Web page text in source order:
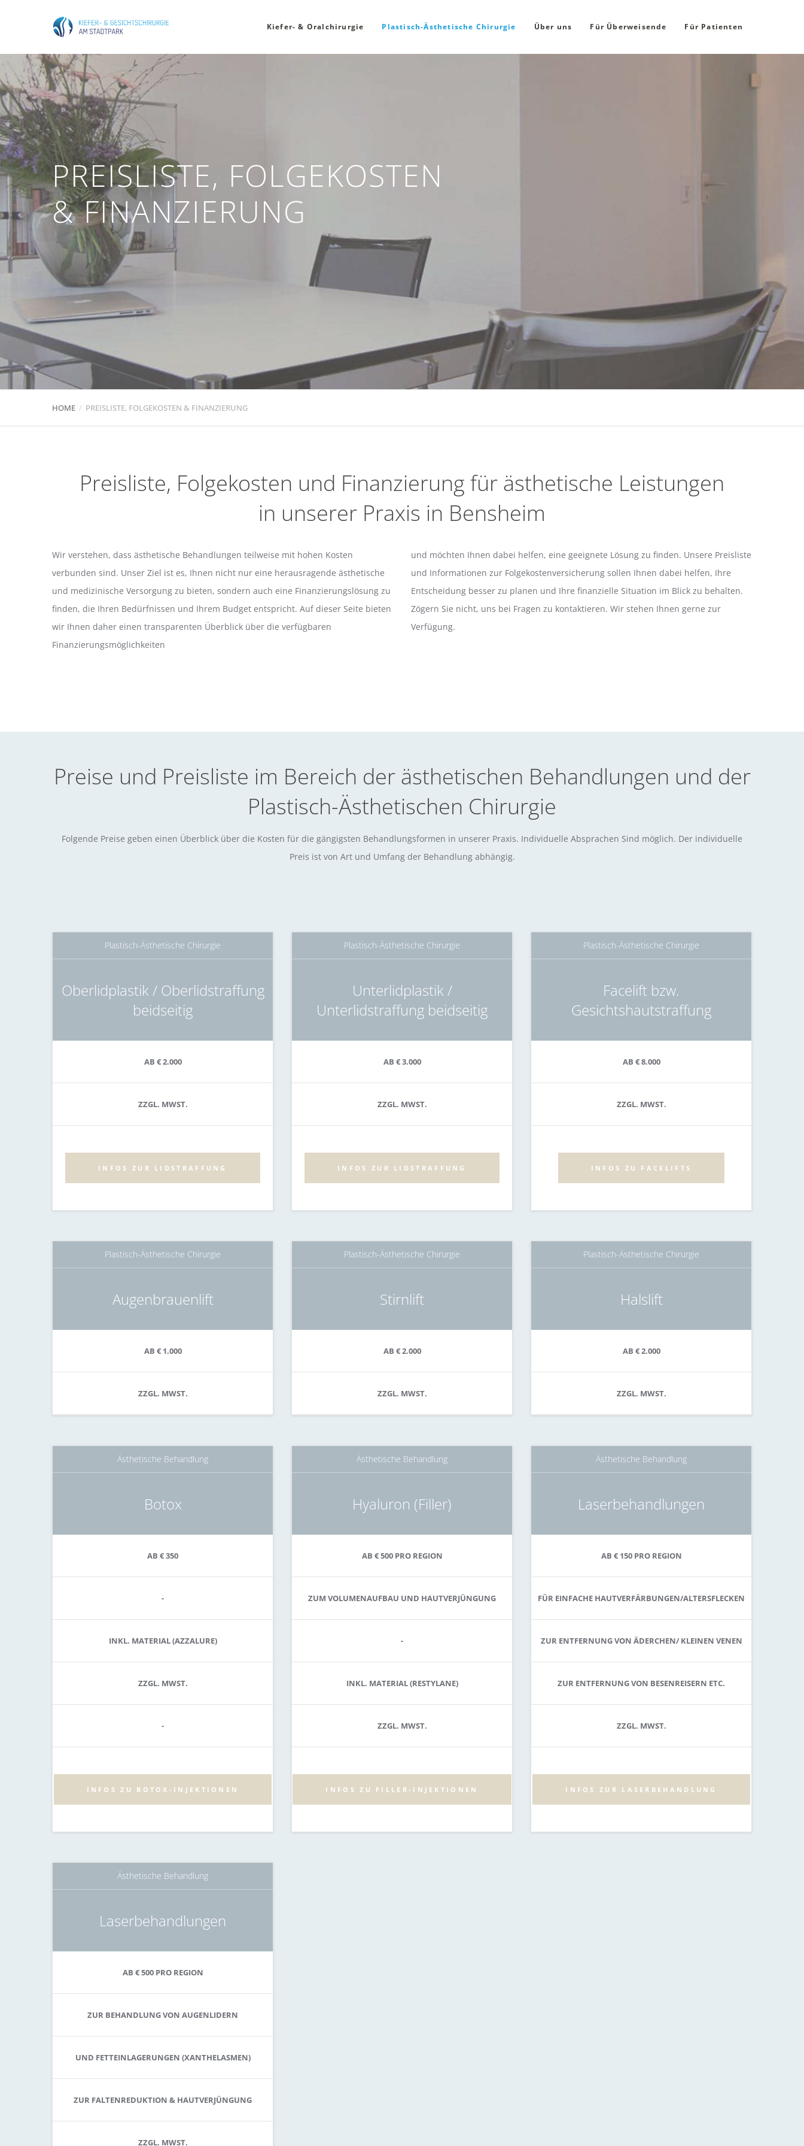
Kiefer- & Oralchirurgie Plastisch-Ästhetische Chirurgie Über uns Für Überweisende Für Patienten
PREISLISTE, FOLGEKOSTEN
& FINANZIERUNG
HOME PREISLISTE, FOLGEKOSTEN & FINANZIERUNG
Preisliste, Folgekosten und Finanzierung für ästhetische Leistungen
in unserer Praxis in Bensheim
Wir verstehen, dass ästhetische Behandlungen teilweise mit hohen Kosten
verbunden sind. Unser Ziel ist es, Ihnen nicht nur eine herausragende ästhetische
und medizinische Versorgung zu bieten, sondern auch eine Finanzierungslösung zu
finden, die Ihren Bedürfnissen und Ihrem Budget entspricht. Auf dieser Seite bieten
wir Ihnen daher einen transparenten Überblick über die verfügbaren
Finanzierungsmöglichkeiten
und möchten Ihnen dabei helfen, eine geeignete Lösung zu finden. Unsere Preisliste
und Informationen zur Folgekostenversicherung sollen Ihnen dabei helfen, Ihre
Entscheidung besser zu planen und Ihre finanzielle Situation im Blick zu behalten.
Zögern Sie nicht, uns bei Fragen zu kontaktieren. Wir stehen Ihnen gerne zur
Verfügung.
Preise und Preisliste im Bereich der ästhetischen Behandlungen und der
Plastisch-Ästhetischen Chirurgie
Folgende Preise geben einen Überblick über die Kosten für die gängigsten Behandlungsformen in unserer Praxis. Individuelle Absprachen Sind möglich. Der individuelle
Preis ist von Art und Umfang der Behandlung abhängig.
Plastisch-Ästhetische Chirurgie
Oberlidplastik / Oberlidstraffung
beidseitig
AB € 2.000
ZZGL. MWST.
INFOS ZUR LIDSTRAFFUNG
Plastisch-Ästhetische Chirurgie
Unterlidplastik /
Unterlidstraffung beidseitig
AB € 3.000
ZZGL. MWST.
INFOS ZUR LIDSTRAFFUNG
Plastisch-Ästhetische Chirurgie
Facelift bzw.
Gesichtshautstraffung
AB € 8.000
ZZGL. MWST.
INFOS ZU FACELIFTS
Plastisch-Ästhetische Chirurgie
Augenbrauenlift
AB € 1.000
ZZGL. MWST.
Plastisch-Ästhetische Chirurgie
Stirnlift
AB € 2.000
ZZGL. MWST.
Plastisch-Ästhetische Chirurgie
Halslift
AB € 2.000
ZZGL. MWST.
Ästhetische Behandlung
Botox
AB € 350
-
INKL. MATERIAL (AZZALURE)
ZZGL. MWST.
-
INFOS ZU BOTOX-INJEKTIONEN
Ästhetische Behandlung
Hyaluron (Filler)
AB € 500 PRO REGION
ZUM VOLUMENAUFBAU UND HAUTVERJÜNGUNG
-
INKL. MATERIAL (RESTYLANE)
ZZGL. MWST.
INFOS ZU FILLER-INJEKTIONEN
Ästhetische Behandlung
Laserbehandlungen
AB € 150 PRO REGION
FÜR EINFACHE HAUTVERFÄRBUNGEN/ALTERSFLECKEN
ZUR ENTFERNUNG VON ÄDERCHEN/ KLEINEN VENEN
ZUR ENTFERNUNG VON BESENREISERN ETC.
ZZGL. MWST.
INFOS ZUR LASERBEHANDLUNG
Ästhetische Behandlung
Laserbehandlungen
AB € 500 PRO REGION
ZUR BEHANDLUNG VON AUGENLIDERN
UND FETTEINLAGERUNGEN (XANTHELASMEN)
ZUR FALTENREDUKTION & HAUTVERJÜNGUNG
ZZGL. MWST.